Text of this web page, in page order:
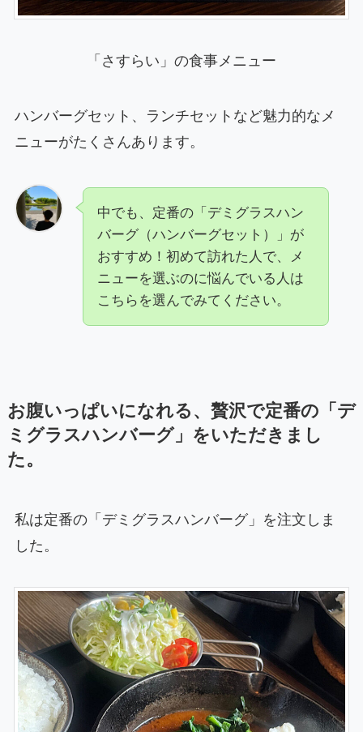
「さすらい」の食事メニュー
ハンバーグセット、ランチセットなど魅力的なメ
ニューがたくさんあります。
中でも、定番の「デミグラスハン
バーグ（ハンバーグセット）」が
おすすめ！初めて訪れた人で、メ
ニューを選ぶのに悩んでいる人は
こちらを選んでみてください。
お腹いっぱいになれる、贅沢で定番の「デ
ミグラスハンバーグ」をいただきまし
た。
私は定番の「デミグラスハンバーグ」を注文しま
した。